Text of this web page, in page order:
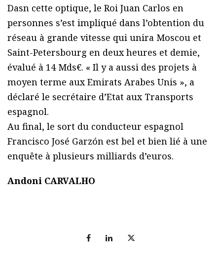
Dasn cette optique, le Roi Juan Carlos en
personnes s’est impliqué dans l’obtention du
réseau à grande vitesse qui unira Moscou et
Saint-Petersbourg en deux heures et demie,
évalué à 14 Mds€. « Il y a aussi des projets à
moyen terme aux Emirats Arabes Unis », a
déclaré le secrétaire d’Etat aux Transports
espagnol.
Au final, le sort du conducteur espagnol
Francisco José Garzón est bel et bien lié à une
enquête à plusieurs milliards d’euros.
Andoni CARVALHO